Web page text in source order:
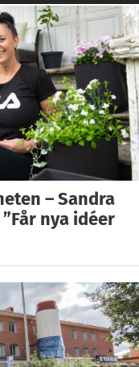
– Sandra
nya idéer